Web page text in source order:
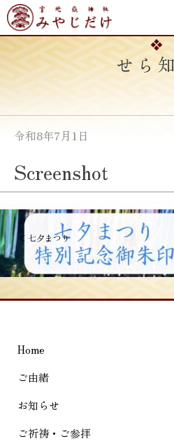
Skip
to
content
お知らせ
令和8年7月1日
Screenshot
投
稿
ナ
ビ
ー
シ
ョ
ン
≪ 七夕まつり
Home
ご由緒
お知らせ
ご祈祷・ご参拝